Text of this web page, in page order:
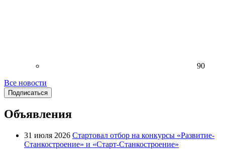
90
Все новости
Подписаться
Объявления
31 июля 2026 Стартовал отбор на конкурсы «Развитие-
Станкостроение» и «Старт-Станкостроение»